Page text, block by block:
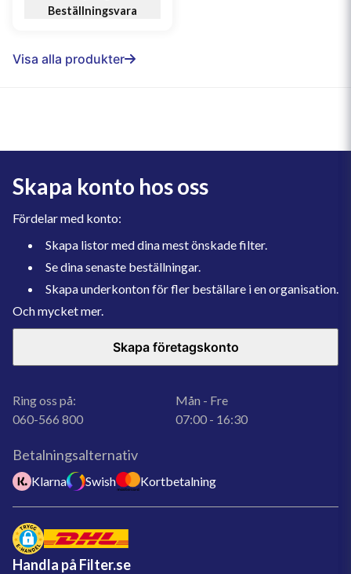
Beställningsvara
Visa alla produkter
Skapa konto hos oss
Fördelar med konto:
Skapa listor med dina mest önskade filter.
Se dina senaste beställningar.
Skapa underkonton för fler beställare i en organisation.
Och mycket mer.
Skapa företagskonto
Ring oss på:
060-566 800
Mån - Fre
07:00 - 16:30
Betalningsalternativ
Klarna Swish Kortbetalning
Handla på Filter.se